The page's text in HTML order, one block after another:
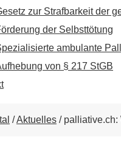
zur Strafbarkeit der
der Selbsttötung
ambulante
von § 217 StGB
/Aktuelles / palliative.ch: